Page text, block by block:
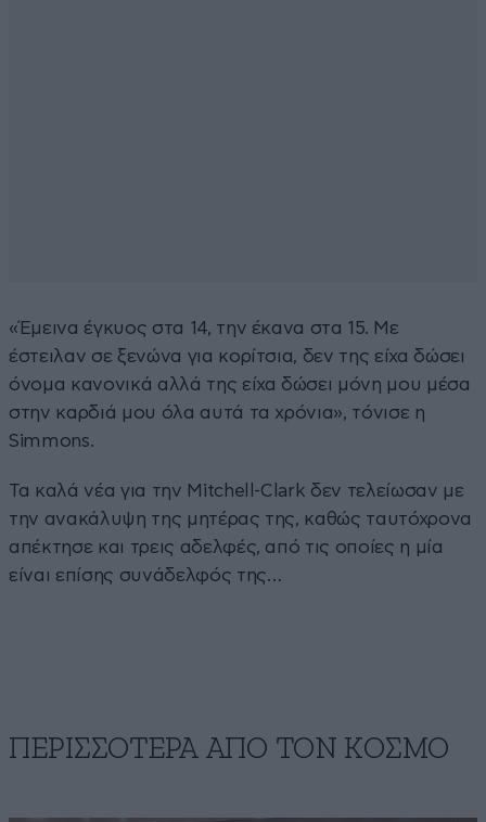
«Έμεινα έγκυος στα 14, την έκανα στα 15. Με
έστειλαν σε ξενώνα για κορίτσια, δεν της είχα δώσει
όνομα κανονικά αλλά της είχα δώσει μόνη μου μέσα
στην καρδιά μου όλα αυτά τα χρόνια», τόνισε η
Simmons.
Τα καλά νέα για την Mitchell-Clark δεν τελείωσαν με
την ανακάλυψη της μητέρας της, καθώς ταυτόχρονα
απέκτησε και τρεις αδελφές, από τις οποίες η μία
είναι επίσης συνάδελφός της…
ΠΕΡΙΣΣΟΤΕΡΑ ΑΠΟ ΤΟΝ ΚΟΣΜΟ